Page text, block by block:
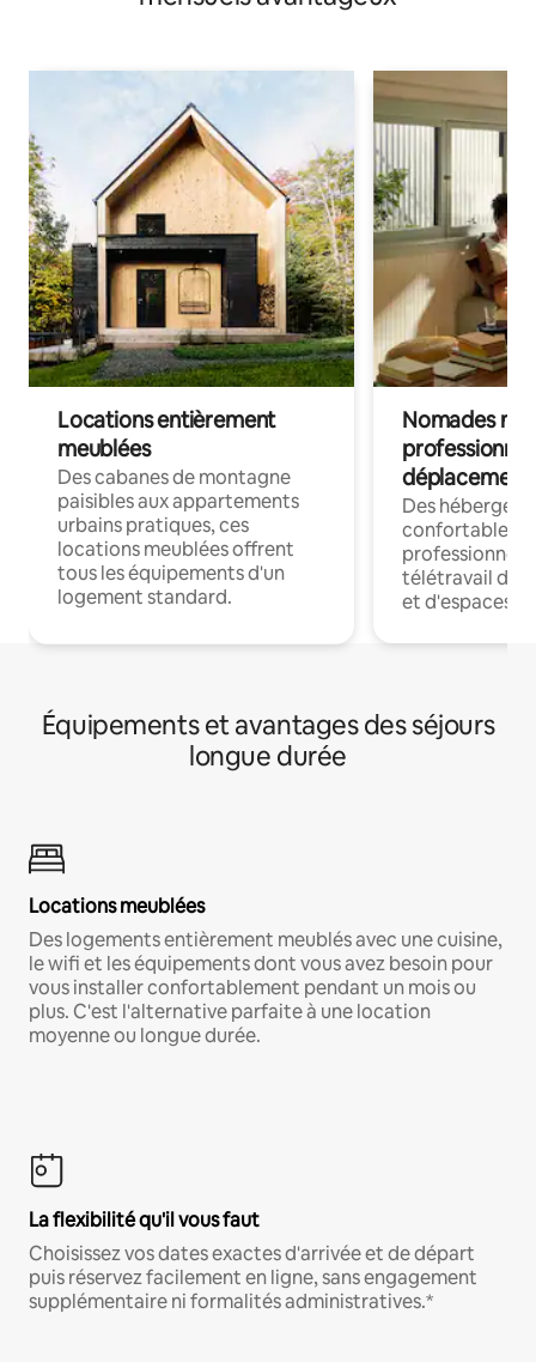
Locations entièrement
meublées
Des cabanes de montagne
paisibles aux appartements
urbains pratiques, ces
locations meublées offrent
tous les équipements d'un
logement standard.
Nomades
déplacement
Des
confortables
professionnels
télétravail
et d'espaces
Équipements et avantages des séjours
longue durée
Locations meublées
Des logements entièrement meublés avec une cuisine,
le wifi et les équipements dont vous avez besoin pour
vous installer confortablement pendant un mois ou
plus. C'est l'alternative parfaite à une location
moyenne ou longue durée.
La flexibilité qu'il vous faut
Choisissez vos dates exactes d'arrivée et de départ
puis réservez facilement en ligne, sans engagement
supplémentaire ni formalités administratives.*